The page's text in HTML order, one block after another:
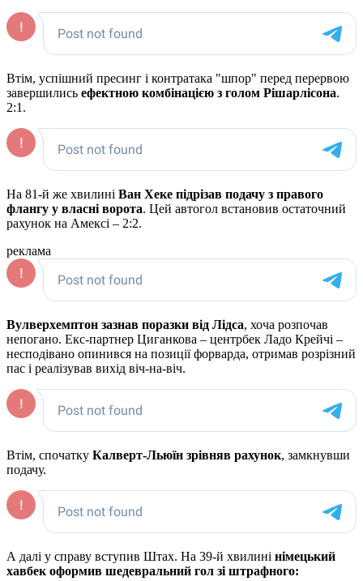
Втім, успішний пресинг і контратака "шпор" перед перервою
завершились ефектною комбінацією з голом Рішарлісона.
2:1.
На 81-й же хвилині Ван Хеке підрізав подачу з правого
флангу у власні ворота. Цей автогол встановив остаточний
рахунок на Амексі – 2:2.
реклама
Вулверхемптон зазнав поразки від Лідса, хоча розпочав
непогано. Екс-партнер Циганкова – центрбек Ладо Крейчі –
несподівано опинився на позиції форварда, отримав розрізний
пас і реалізував вихід віч-на-віч.
Втім, спочатку Калверт-Льюїн зрівняв рахунок, замкнувши
подачу.
А далі у справу вступив Штах. На 39-й хвилині німецький
хавбек оформив шедевральний гол зі штрафного: